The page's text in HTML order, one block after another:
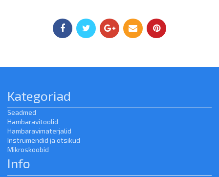
Kategoriad
Seadmed
Hambaravitoolid
Hambaravimaterjalid
Instrumendid ja otsikud
Mikroskoobid
Info